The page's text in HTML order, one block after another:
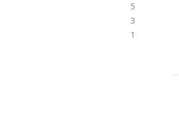
5
3
1